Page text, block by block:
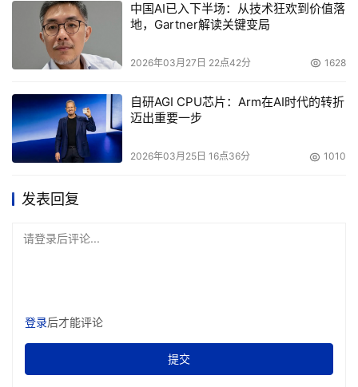
中国AI已入下半场：从技术狂欢到价值落
地，Gartner解读关键变局
2026年03月27日 22点42分 1628
自研AGI CPU芯片：Arm在AI时代的转折
迈出重要一步
2026年03月25日 16点36分 1010
发表回复
请登录后评论...
登录后才能评论
提交